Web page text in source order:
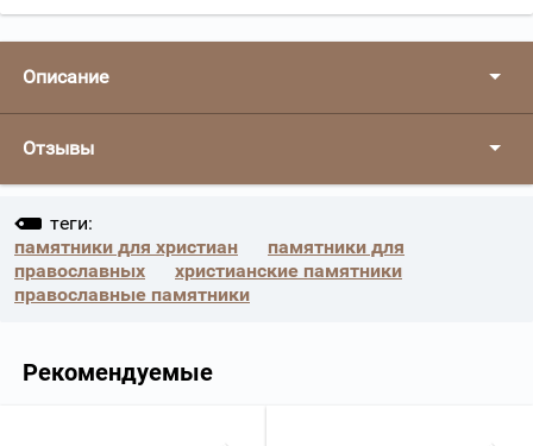
Описание
Отзывы
теги:
памятники для христиан
памятники для
православных
христианские памятники
православные памятники
Рекомендуемые